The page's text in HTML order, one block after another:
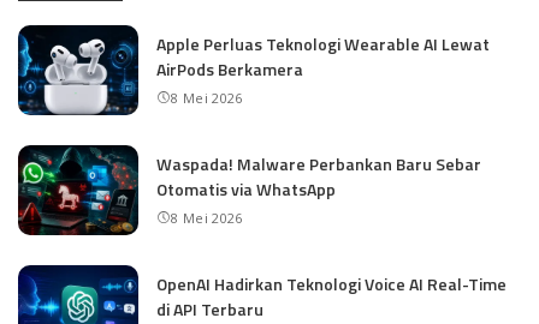
Apple Perluas Teknologi Wearable AI Lewat
AirPods Berkamera
8 Mei 2026
Waspada! Malware Perbankan Baru Sebar
Otomatis via WhatsApp
8 Mei 2026
OpenAI Hadirkan Teknologi Voice AI Real-Time
di API Terbaru